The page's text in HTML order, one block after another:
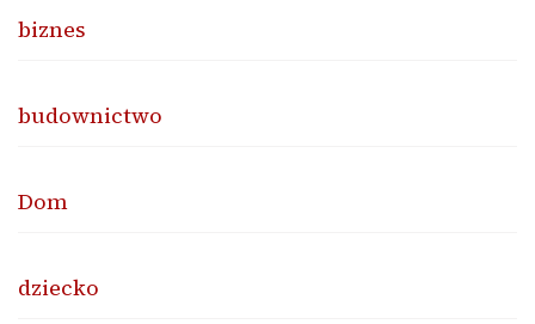
biznes
budownictwo
Dom
dziecko